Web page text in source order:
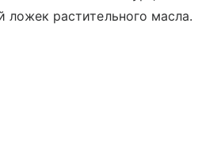
ложек растительного масла.